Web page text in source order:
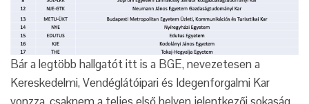
Bár a legtöbb hallgatót itt is a BGE, nevezetesen a
Kereskedelmi, Vendéglátóipari és Idegenforgalmi Kar
vonzza, csaknem a teljes első helyen jelentkezői sokaság